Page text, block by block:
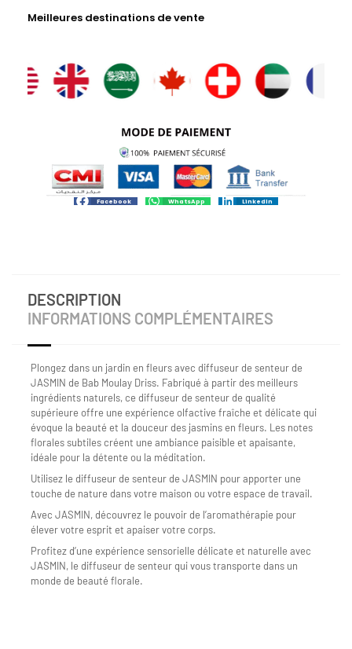
Meilleures destinations de vente
Facebook WhatsApp LinkedIn
DESCRIPTION
INFORMATIONS COMPLÉMENTAIRES
Plongez dans un jardin en fleurs avec diffuseur de senteur de
JASMIN de Bab Moulay Driss. Fabriqué à partir des meilleurs
ingrédients naturels, ce diffuseur de senteur de qualité
supérieure offre une expérience olfactive fraîche et délicate qui
évoque la beauté et la douceur des jasmins en fleurs. Les notes
florales subtiles créent une ambiance paisible et apaisante,
idéale pour la détente ou la méditation.
Utilisez le diffuseur de senteur de JASMIN pour apporter une
touche de nature dans votre maison ou votre espace de travail.
Avec JASMIN, découvrez le pouvoir de l’aromathérapie pour
élever votre esprit et apaiser votre corps.
Profitez d’une expérience sensorielle délicate et naturelle avec
JASMIN, le diffuseur de senteur qui vous transporte dans un
monde de beauté florale.